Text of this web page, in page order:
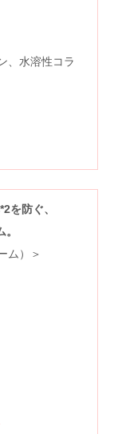
、水溶性コラ
*2を防ぐ、
ム）＞